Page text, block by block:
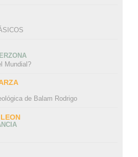
Mundial?
de Balam Rodrigo